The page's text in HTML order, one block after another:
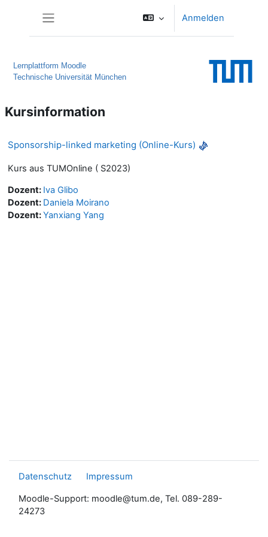
Anmelden
Lernplattform Moodle
Technische Universität München
Kursinformation
Sponsorship-linked marketing (Online-Kurs)
Kurs aus TUMOnline ( S2023)
Dozent: Iva Glibo
Dozent: Daniela Moirano
Dozent:Yanxiang Yang
Datenschutz Impressum
Moodle-Support: moodle@tum.de, Tel. 089-289-
24273